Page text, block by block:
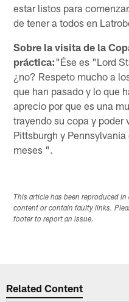
estar listos para
de tener a todos en
Sobre la visita de la
práctica:"Ése es "Lord
¿no? Respeto mucho a
que han pasado y lo que
aprecio por que es una
trayendo su copa y poder
Pittsburgh y
meses ".
This article has been reproduced
content or contain faulty links.
footer to report an issue.
Related Content